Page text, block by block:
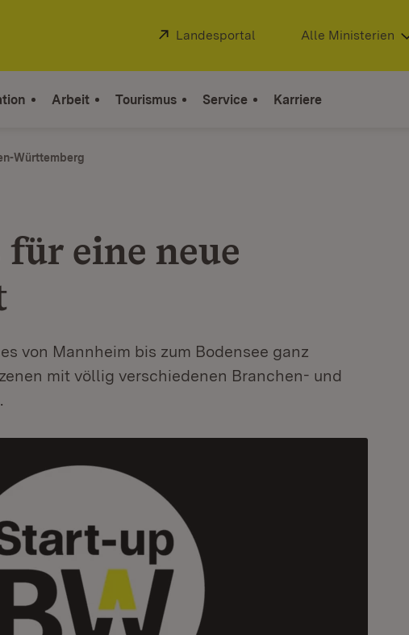
Extern:
Landesportal (Öffnet in neuem Fenster)
Alle Ministerien
Arbeit Tourismus Service Karriere
Württemberg
eine neue
von Mannheim bis zum Bodensee ganz
mit völlig verschiedenen Branchen- und